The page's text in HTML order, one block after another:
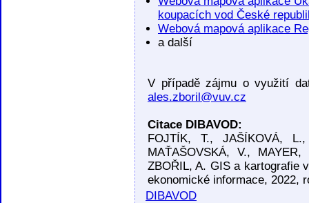
koupacích vod České
Webová mapová aplikace
a další
V případě zájmu o využití
ales.zboril@vuv.cz
Citace DIBAVOD:
FOJTÍK, T., JAŠÍKOVÁ,
MAŤAŠOVSKÁ, V.,
ZBOŘIL, A. GIS a kartografie
ekonomické informace, 2022,
DIBAVOD